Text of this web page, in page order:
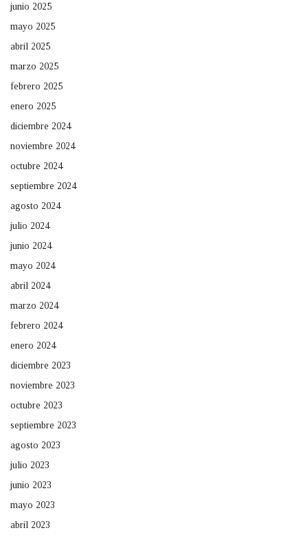
junio 2025
mayo 2025
abril 2025
marzo 2025
febrero 2025
enero 2025
diciembre 2024
noviembre 2024
octubre 2024
septiembre 2024
agosto 2024
julio 2024
junio 2024
mayo 2024
abril 2024
marzo 2024
febrero 2024
enero 2024
diciembre 2023
noviembre 2023
octubre 2023
septiembre 2023
agosto 2023
julio 2023
junio 2023
mayo 2023
abril 2023